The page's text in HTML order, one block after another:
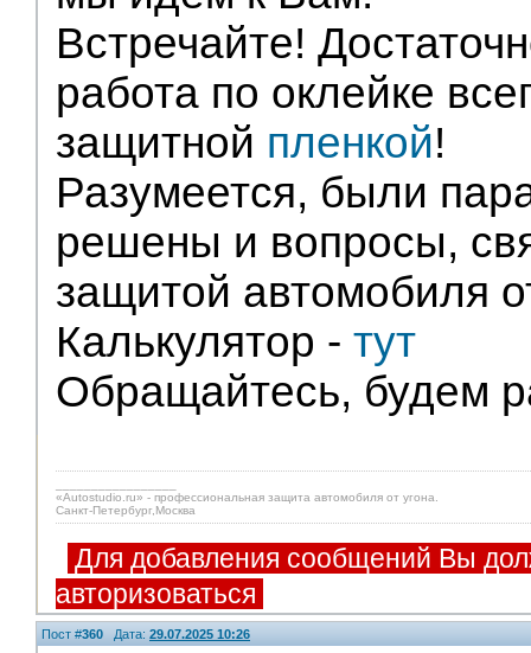
Встречайте!
работа по оклейке
защитной пленкой!
Разумеется, были
решены и вопросы,
защитой автомобиля
Калькулятор - тут
Обращайтесь, будем
«Autostudio.ru» - профессиональная защита автомобиля от угона.
Санкт-Петербург,Москва
Для добавления сообщений Вы
авторизоваться
Пост #360 Дата: 29.07.2025 10:26